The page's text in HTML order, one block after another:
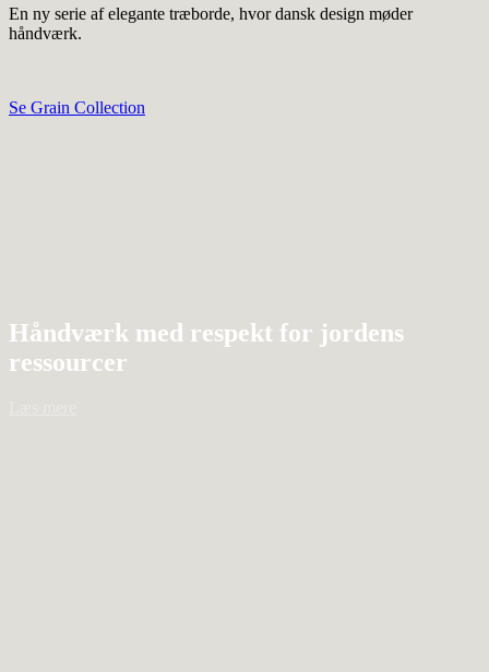
En ny serie af elegante træborde, hvor dansk design møder
håndværk.
Se Grain Collection
Håndværk med respekt for jordens
ressourcer